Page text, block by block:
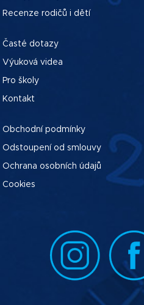
Recenze rodičů i dětí
Časté dotazy
Výuková videa
Pro školy
Kontakt
Obchodní podmínky
Odstoupení od smlouvy
Ochrana osobních údajů
Cookies